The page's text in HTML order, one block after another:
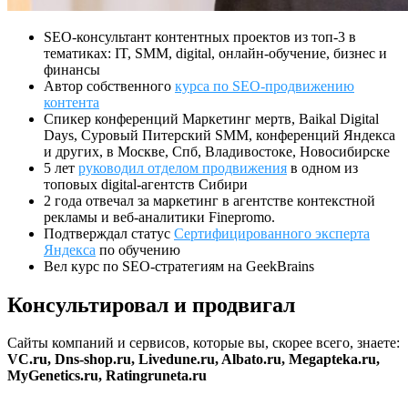
SEO-консультант контентных проектов из топ-3 в
тематиках: IT, SMM, digital, онлайн-обучение, бизнес и
финансы
Автор собственного курса по SEO-продвижению
контента
Спикер конференций Маркетинг мертв, Baikal Digital
Days, Суровый Питерский SMM, конференций Яндекса
и других, в Москве, Спб, Владивостоке, Новосибирске
5 лет руководил отделом продвижения в одном из
топовых digital-агентств Сибири
2 года отвечал за маркетинг в агентстве контекстной
рекламы и веб-аналитики Finepromo.
Подтверждал статус Сертифицированного эксперта
Яндекса по обучению
Вел курс по SEO-стратегиям на GeekBrains
Консультировал и продвигал
Сайты компаний и сервисов, которые вы, скорее всего, знаете:
VC.ru, Dns-shop.ru, Livedune.ru, Albato.ru, Megapteka.ru,
MyGenetics.ru, Ratingruneta.ru